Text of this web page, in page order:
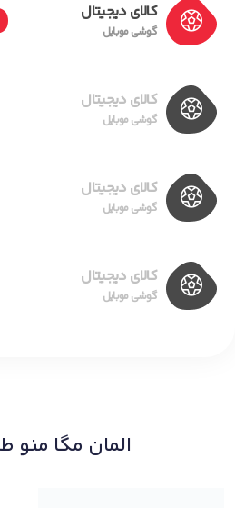
کالای دیجیتال
گوشی موبایل
کالای دیجیتال
گوشی موبایل
کالای دیجیتال
گوشی موبایل
کالای دیجیتال
گوشی موبایل
المان مگا